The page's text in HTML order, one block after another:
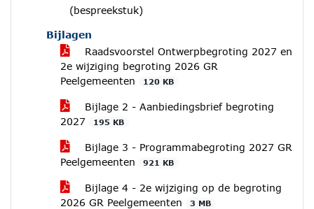
(bespreekstuk)
Bijlagen
Raadsvoorstel Ontwerpbegroting 2027 en
2e wijziging begroting 2026 GR
Peelgemeenten
120 KB
Bijlage 2 - Aanbiedingsbrief begroting
2027
195 KB
Bijlage 3 - Programmabegroting 2027 GR
Peelgemeenten
921 KB
Bijlage 4 - 2e wijziging op de begroting
2026 GR Peelgemeenten
3 MB